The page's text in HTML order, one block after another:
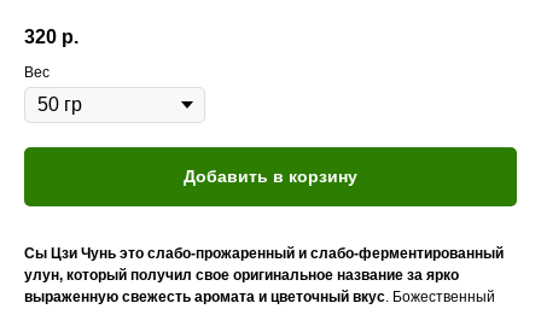
320 р.
Вес
Добавить в корзину
Сы Цзи Чунь это слабо-прожаренный и слабо-ферментированный
улун, который получил свое оригинальное название за ярко
выраженную свежесть аромата и цветочный вкус. Божественный